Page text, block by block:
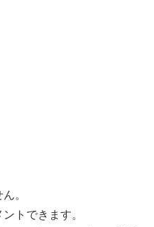
。
トできます。